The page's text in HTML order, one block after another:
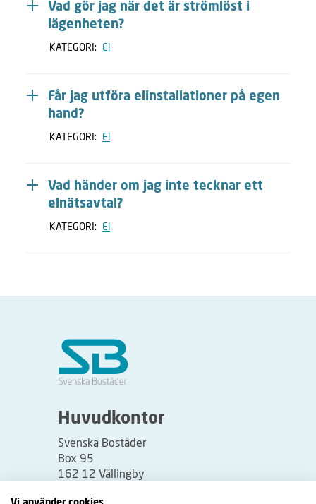
Vad gör jag när det är strömlöst i
lägenheten?
KATEGORI: El
Får jag utföra elinstallationer på egen
hand?
KATEGORI: El
Vad händer om jag inte tecknar ett
elnätsavtal?
KATEGORI: El
Huvudkontor
Svenska Bostäder
Box 95
162 12 Vällingby
Besöksadress: